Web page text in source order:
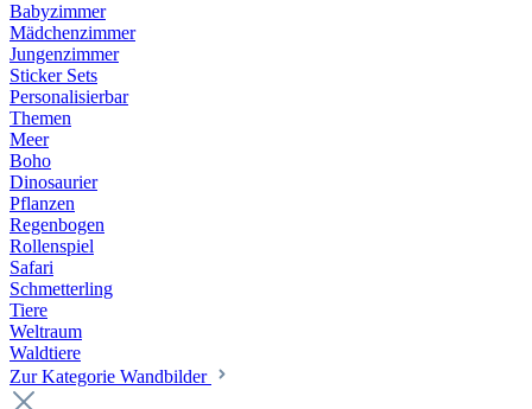
Babyzimmer
Mädchenzimmer
Jungenzimmer
Sticker Sets
Personalisierbar
Themen
Meer
Boho
Dinosaurier
Pflanzen
Regenbogen
Rollenspiel
Safari
Schmetterling
Tiere
Weltraum
Waldtiere
Zur Kategorie Wandbilder